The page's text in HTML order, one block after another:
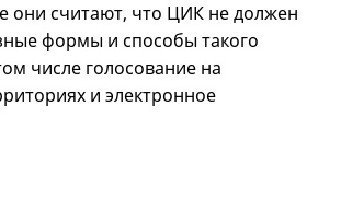
они считают, что ЦИК не должен
формы и способы такого
числе голосование на
и электронное